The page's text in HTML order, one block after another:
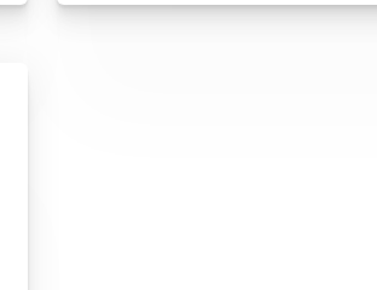
internazionale del proprio